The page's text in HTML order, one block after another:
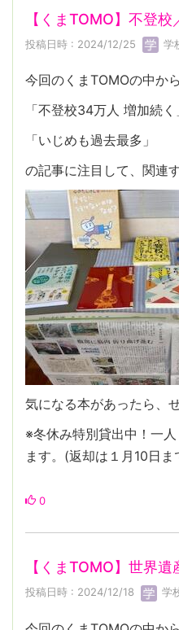
【くまTOMO】不登校
投稿日時 : 2024/12/25 学
今回のくまTOMOの中から
「不登校34万人 増加続く
「いじめも過去最多」
の記事に注目して、関連
気になる本があったら、
※冬休み特別貸出中！一
ます。(返却は１月10日ま
0
【くまTOMO】世界
投稿日時 : 2024/12/18 学